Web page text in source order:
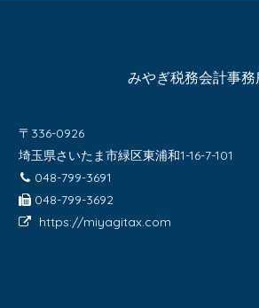
みやぎ税務会計事
〒336-0926
埼玉県さいたま市緑区東浦和1-16-7-101
048-799-3691
048-799-3692
https://miyagitax.com